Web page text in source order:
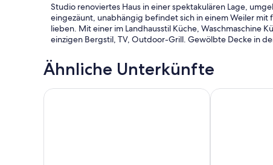
Studio renoviertes Haus in einer spektakulären Lage,
eingezäunt, unabhängig befindet sich in einem Weiler mit
lieben. Mit einer im Landhausstil Küche, Waschmaschine
einzigen Bergstil, TV, Outdoor-Grill. Gewölbte Decke in
Ähnliche Unterkünfte
Kleines Haus mittelalterlichen Ursprungs restauriert.
La Locanda